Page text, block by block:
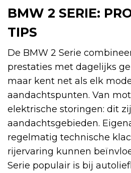
BMW 2 SERIE:
TIPS
De BMW 2 Serie
prestaties met dagelijks
maar kent net als elk
aandachtspunten. Van
elektrische storingen: dit
aandachtsgebieden.
regelmatig technische
rijervaring kunnen
Serie populair is bij